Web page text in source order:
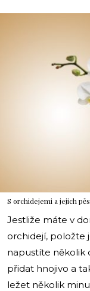
S orchidejemi a jejich
Jestliže máte v
orchidejí, položte
napustíte několik
přidat hnojivo a
ležet několik